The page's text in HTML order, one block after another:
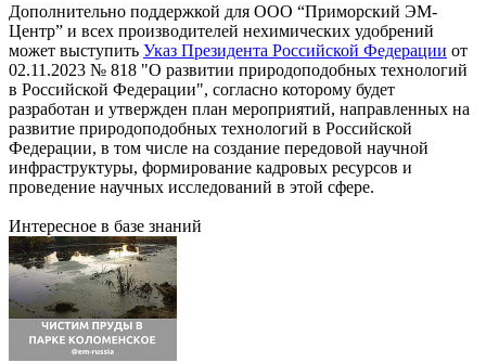
Дополнительно поддержкой для ООО “Приморский ЭМ-
Центр” и всех производителей нехимических удобрений
может выступить Указ Президента Российской Федерации от
02.11.2023 № 818 "О развитии природоподобных технологий
в Российской Федерации", согласно которому будет
разработан и утвержден план мероприятий, направленных на
развитие природоподобных технологий в Российской
Федерации, в том числе на создание передовой научной
инфраструктуры, формирование кадровых ресурсов и
проведение научных исследований в этой сфере.
Интересное в базе знаний